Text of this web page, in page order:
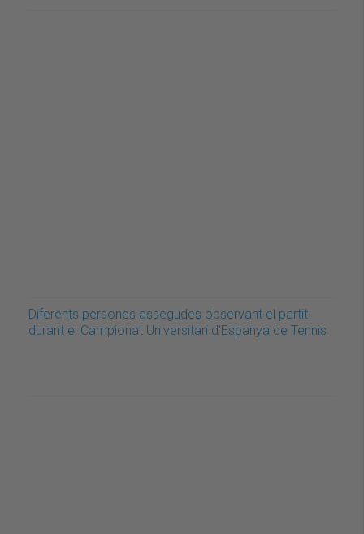
Diferents persones assegudes observant el partit
durant el Campionat Universitari d'Espanya de Tennis